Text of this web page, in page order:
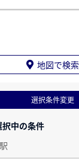
地図で検索
選択条件変更
択中の条件